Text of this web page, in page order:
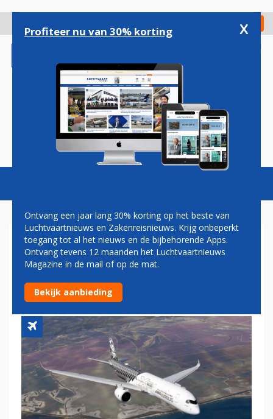
gaan
Check in
Magazine Podcasts Vacatures
QANTAS SLUIT AIRBUS A350-
900 UIT VOOR ULTRALANGE
VLUCHTEN
Profiteer nu van 30% korting x
Ontvang een jaar lang 30% korting op het beste van
Luchtvaartnieuws en Zakenreisnieuws. Krijg onbeperkt
toegang tot al het nieuws en de bijbehorende Apps.
Ontvang tevens 12 maanden het Luchtvaartnieuws
Magazine in de mail of op de mat.
Bekijk aanbieding